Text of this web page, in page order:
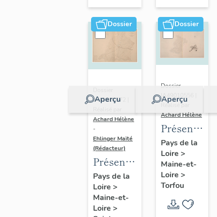
sur-
Moine
Dossier
Aperçu
IA49010572 |
Achard Hélène
-
Ehlinger Maïté
(Rédacteur)
Présentation
du
patrimoine
industriel
Pays de la
Loire >
Maine-et-
Loire >
Dossier
Aperçu
Dossier
IA49010556 |
Réalisé par
Achard Hélène
du
patrimoine
industriel
de la
commune
de
Pays de la
Loire >
Maine-et-
Loire >
Torfou